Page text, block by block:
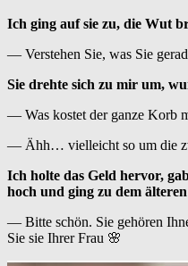
Ich ging auf sie zu, die Wut
— Verstehen Sie, was Sie
Sie drehte sich zu mir um,
— Was kostet der ganze Korb
— Ähh… vielleicht so um die
Ich holte das Geld hervor,
hoch und ging zu dem
— Bitte schön. Sie gehören
Sie sie Ihrer Frau 🌸